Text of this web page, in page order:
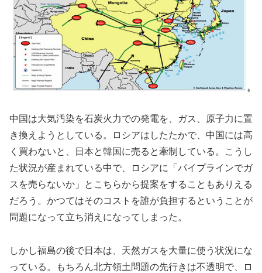
中国は大気汚染を石炭火力での発電を、ガス、原子力に置
き換えようとしている。ロシアはしたたかで、中国には高
く買わないと、日本と韓国に売ると牽制している。こうし
た状況が産まれている中で、ロシアに「パイプラインでガ
スを売らないか」とこちらから提案をすることもありえる
だろう。かつてはそのコストを誰が負担するということが
問題になって立ち消えになってしまった。
しかし福島の後で日本は、天然ガスを大量に使う状況にな
っている。もちろん北方領土問題の先行きは不透明で、ロ